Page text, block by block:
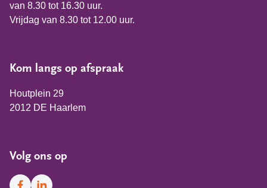
van 8.30 tot 16.30 uur.
Vrijdag van 8.30 tot 12.00 uur.
Kom langs op afspraak
Houtplein 29
2012 DE Haarlem
Volg ons op
Facebook
LinkedIn